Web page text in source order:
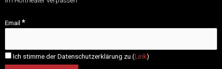
Email *
Ich stimme der Datenschutzerklärung zu (Link)